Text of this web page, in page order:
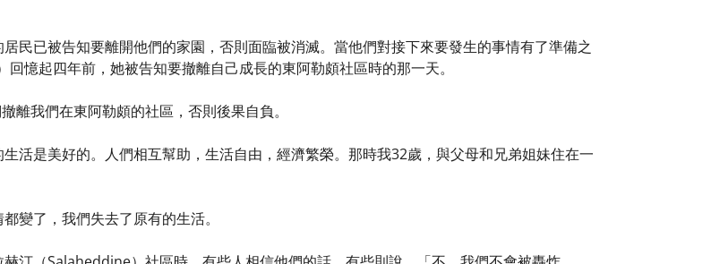
民已被告知要離開他們的家園，否則面臨被消滅。當他們對接下來要發生的事情有了準備之
憶起四年前，她被告知要撤離自己成長的東阿勒頗社區時的那一天。
離我們在東阿勒頗的社區，否則後果自負。
活是美好的。人們相互幫助，生活自由，經濟繁榮。那時我32歲，與父母和兄弟姐妹住在一
變了，我們失去了原有的生活。